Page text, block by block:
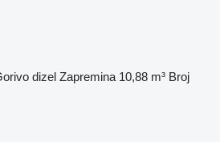
dizel Zapremina 10,88 m³ Broj